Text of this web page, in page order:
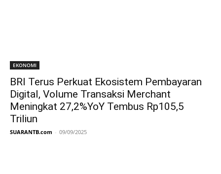
EKONOMI
BRI Terus Perkuat Ekosistem Pembayaran
Digital, Volume Transaksi Merchant
Meningkat 27,2%YoY Tembus Rp105,5
Triliun
SUARANTB.com - 09/09/2025